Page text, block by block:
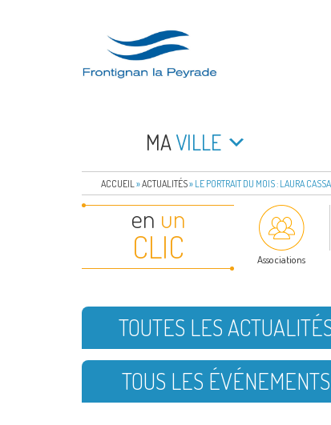
FRONTIGNAN
MAVILLE
ACCUEIL »ACTUALITÉS» LE PORTRAIT DU MOIS : LAURA
en un
CLIC Associations
TOUTES LES
TOUS LES ÉVÉNEMENTS